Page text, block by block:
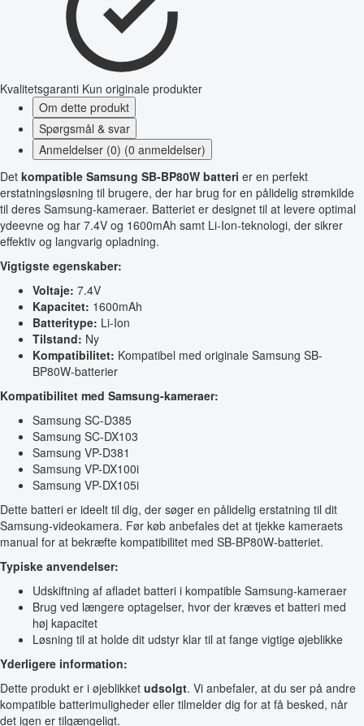
Kvalitetsgaranti Kun originale produkter
Om dette produkt
Spørgsmål & svar
Anmeldelser (0) (0 anmeldelser)
Det kompatible Samsung SB-BP80W batteri er en perfekt
erstatningsløsning til brugere, der har brug for en pålidelig strømkilde
til deres Samsung-kameraer. Batteriet er designet til at levere optimal
ydeevne og har 7.4V og 1600mAh samt Li-Ion-teknologi, der sikrer
effektiv og langvarig opladning.
Vigtigste egenskaber:
Voltaje: 7.4V
Kapacitet: 1600mAh
Batteritype: Li-Ion
Tilstand: Ny
Kompatibilitet: Kompatibel med originale Samsung SB-
BP80W-batterier
Kompatibilitet med Samsung-kameraer:
Samsung SC-D385
Samsung SC-DX103
Samsung VP-D381
Samsung VP-DX100i
Samsung VP-DX105i
Dette batteri er ideelt til dig, der søger en pålidelig erstatning til dit
Samsung-videokamera. Før køb anbefales det at tjekke kameraets
manual for at bekræfte kompatibilitet med SB-BP80W-batteriet.
Typiske anvendelser:
Udskiftning af afladet batteri i kompatible Samsung-kameraer
Brug ved længere optagelser, hvor der kræves et batteri med
høj kapacitet
Løsning til at holde dit udstyr klar til at fange vigtige øjeblikke
Yderligere information:
Dette produkt er i øjeblikket udsolgt. Vi anbefaler, at du ser på andre
kompatible batterimuligheder eller tilmelder dig for at få besked, når
det igen er tilgængeligt.